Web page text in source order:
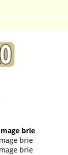
brie
brie
brie